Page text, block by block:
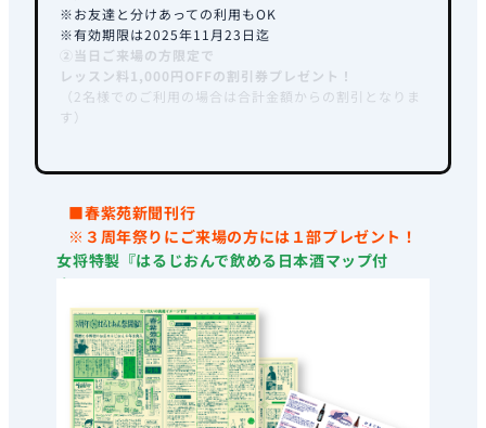
※お友達と分けあっての利用もOK
※有効期限は2025年11月23日迄
②当日ご来場の方限定で
レッスン料1,000円OFFの割引券プレゼント！
（2名様でのご利用の場合は合計金額からの割引となりま
す）
■春紫苑新聞刊行
※３周年祭りにご来場の方には１部プレゼント！
女将特製『はるじおんで飲める日本酒マップ付
き！』